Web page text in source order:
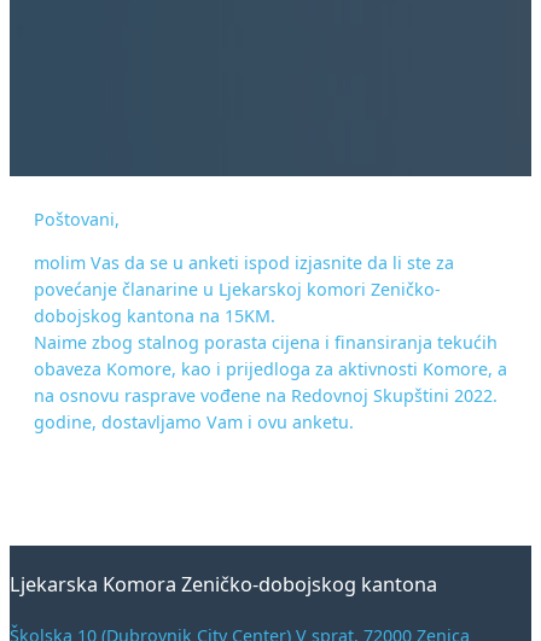
Poštovani,
molim Vas da se u anketi ispod izjasnite da li ste za
povećanje članarine u Ljekarskoj komori Zeničko-
dobojskog kantona na 15KM.
Naime zbog stalnog porasta cijena i finansiranja tekućih
obaveza Komore, kao i prijedloga za aktivnosti Komore, a
na osnovu rasprave vođene na Redovnoj Skupštini 2022.
godine, dostavljamo Vam i ovu anketu.
Ljekarska Komora Zeničko-dobojskog kantona
Školska 10 (Dubrovnik City Center) V sprat, 72000 Zenica